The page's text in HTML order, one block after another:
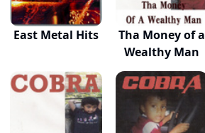
East Metal Hits
Tha Money of a
Wealthy Man